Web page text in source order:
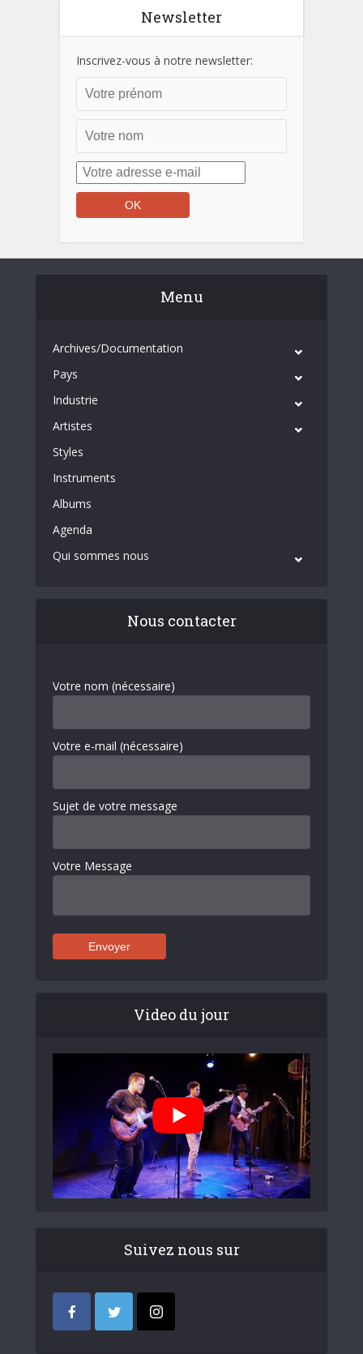
Newsletter
Inscrivez-vous à notre newsletter:
Menu
Archives/Documentation
Pays
Industrie
Artistes
Styles
Instruments
Albums
Agenda
Qui sommes nous
Nous contacter
Votre nom (nécessaire)
Votre e-mail (nécessaire)
Sujet de votre message
Votre Message
Video du jour
Suivez nous sur